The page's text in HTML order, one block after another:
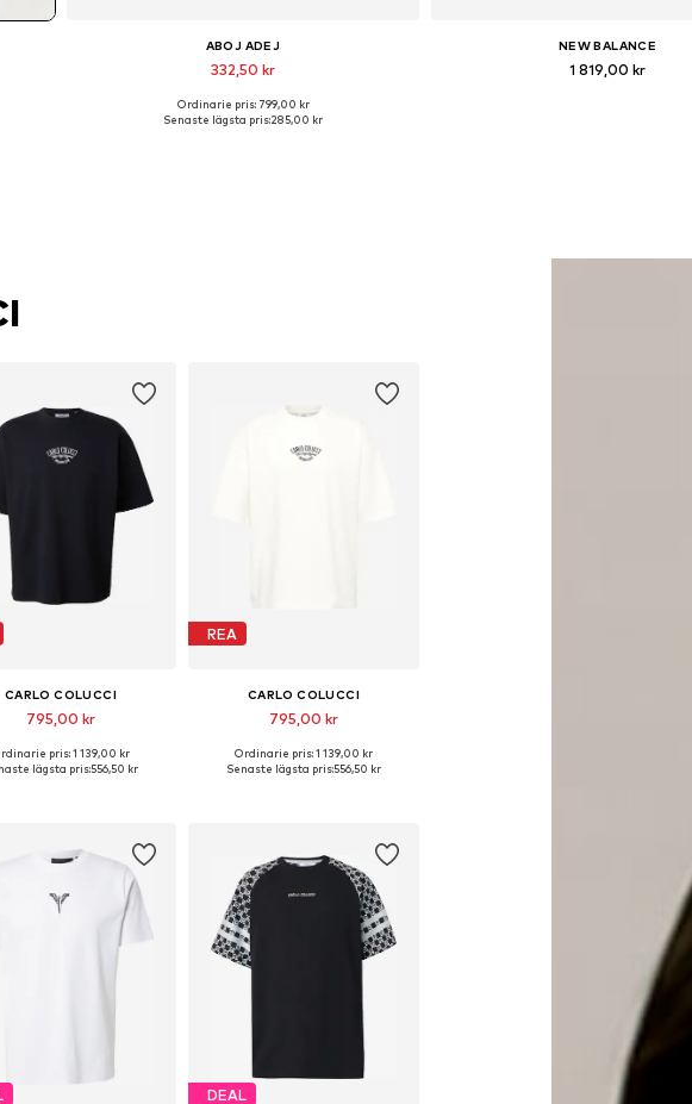
ABOJ ADEJ
332,50 kr
Tillgängliga storlekar: 40
Ordinarie pris: 799,00 kr
Senaste lägsta pris:285,00 kr
NEW BALANCE
1 819,00 kr
CARLO COLUCCI
795,00 kr
pris: 1 139,00 kr
lägsta pris:556,50 kr
REA
CARLO COLUCCI
795,00 kr
Tillgängliga storlekar: S, M, L, XL
Ordinarie pris: 1 139,00 kr
Senaste lägsta pris:556,50 kr
DEAL